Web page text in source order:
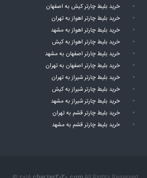
خرید بلیط چارتر کیش به اصفهان
خرید بلیط چارتر اهواز به تهران
خرید بلیط چارتر اهواز به مشهد
خرید بلیط چارتر اهواز به کیش
خرید بلیط چارتر اصفهان به مشهد
خرید بلیط چارتر اصفهان به تهران
خرید بلیط چارتر شیراز به تهران
خرید بلیط چارتر شیراز به کیش
خرید بلیط چارتر شیراز به مشهد
خرید بلیط چارتر قشم به تهران
خرید بلیط چارتر قشم به مشهد